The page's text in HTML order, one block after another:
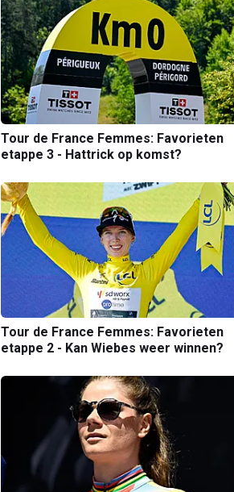
Tour de France Femmes: Favorieten
etappe 3 - Hattrick op komst?
Tour de France Femmes: Favorieten
etappe 2 - Kan Wiebes weer winnen?